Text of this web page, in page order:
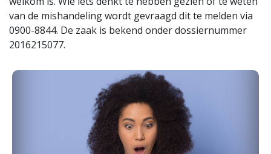
van de mishandeling wordt gevraagd dit te melden via
0900-8844. De zaak is bekend onder dossiernummer
2016215077.